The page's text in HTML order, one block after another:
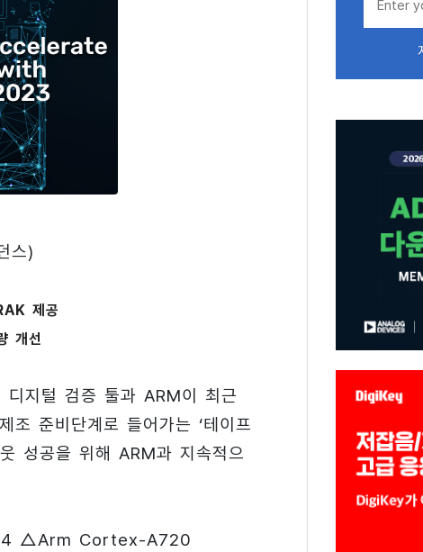
스)
제공
개선
지털 검증 툴과 ARM이 최근
준비단계로 들어가는 ‘테이프
성공을 위해 ARM과 지속적으
△Arm Cortex-A720